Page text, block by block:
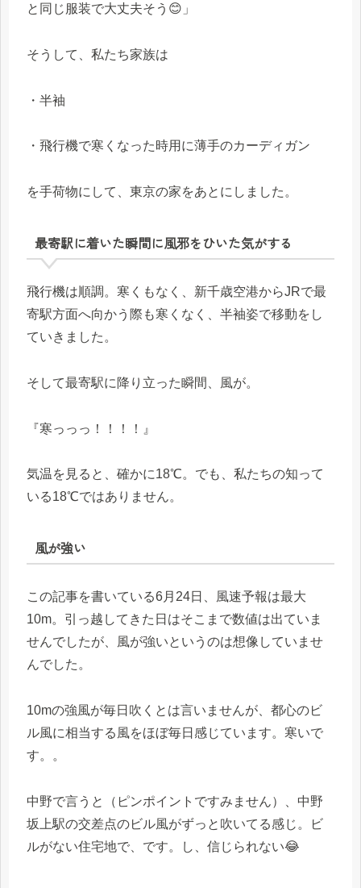
と同じ服装で大丈夫そう😊」
そうして、私たち家族は
・半袖
・飛行機で寒くなった時用に薄手のカーディガン
を手荷物にして、東京の家をあとにしました。
最寄駅に着いた瞬間に風邪をひいた気がする
飛行機は順調。寒くもなく、新千歳空港からJRで最
寄駅方面へ向かう際も寒くなく、半袖姿で移動をし
ていきました。
そして最寄駅に降り立った瞬間、風が。
『寒っっっ！！！！』
気温を見ると、確かに18℃。でも、私たちの知って
いる18℃ではありません。
風が強い
この記事を書いている6月24日、風速予報は最大
10m。引っ越してきた日はそこまで数値は出ていま
せんでしたが、風が強いというのは想像していませ
んでした。
10mの強風が毎日吹くとは言いませんが、都心のビ
ル風に相当する風をほぼ毎日感じています。寒いで
す。。
中野で言うと（ピンポイントですみません）、中野
坂上駅の交差点のビル風がずっと吹いてる感じ。ビ
ルがない住宅地で、です。し、信じられない😂